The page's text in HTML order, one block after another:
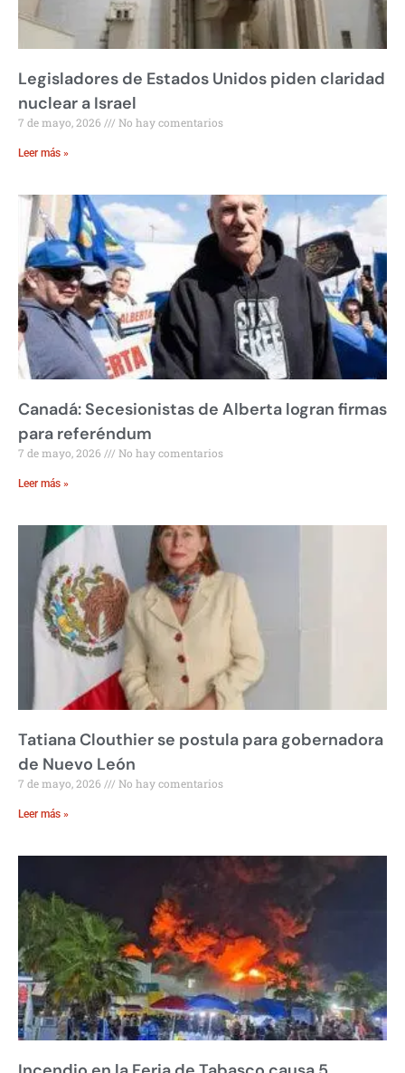
Legisladores de Estados Unidos piden claridad
nuclear a Israel
7 de mayo, 2026 No hay comentarios
Leer más »
Canadá: Secesionistas de Alberta logran firmas
para referéndum
7 de mayo, 2026 No hay comentarios
Leer más »
Tatiana Clouthier se postula para gobernadora
de Nuevo León
7 de mayo, 2026 No hay comentarios
Leer más »